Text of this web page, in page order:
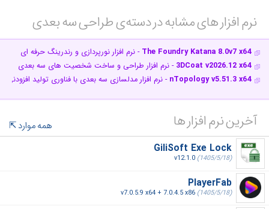
نرم افزار های مشابه در دسته‌ی‌ طراحی سه بعدی‎
The Foundry Katana 8.0v7 x64 - نرم افزار نورپردازی و رندرینگ حرفه ای
3DCoat v2026.12 x64 - نرم افزار طراحی و ساخت شخصیت های سه بعدی
nTopology v5.51.3 x64 - نرم افزار مدلسازی سه بعدی با فناوری تولید افزودنی
آخرین نرم افزار ها
همه موارد
GiliSoft Exe Lock
v12.1.0 (1405/5/18)
PlayerFab
v7.0.5.9 x64 + 7.0.4.5 x86 (1405/5/18)